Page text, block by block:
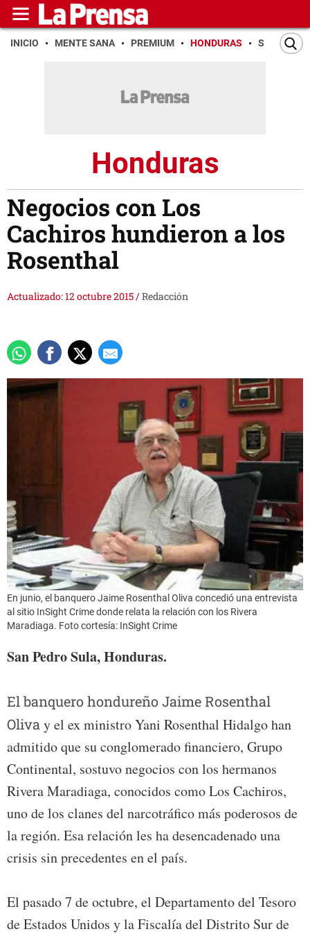
INICIO MENTE SANA PREMIUM HONDURAS SAN PEDRO
Honduras
Negocios con Los
Cachiros hundieron a los
Rosenthal
Actualizado: 12 octubre 2015/Redacción
En junio, el banquero Jaime Rosenthal Oliva concedió una entrevista
al sitio InSight Crime donde relata la relación con los Rivera
Maradiaga. Foto cortesía: InSight Crime
San Pedro Sula, Honduras.
El banquero hondureño Jaime Rosenthal
Oliva y el ex ministro Yani Rosenthal Hidalgo han
admitido que su conglomerado financiero, Grupo
Continental, sostuvo negocios con los hermanos
Rivera Maradiaga, conocidos como Los Cachiros,
uno de los clanes del narcotráfico más poderosos de
la región. Esa relación les ha desencadenado una
crisis sin precedentes en el país.
El pasado 7 de octubre, el Departamento del Tesoro
de Estados Unidos y la Fiscalía del Distrito Sur de